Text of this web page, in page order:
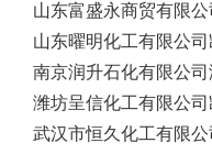
山东富盛永商贸有限公
山东曜明化工有限公司
南京润升石化有限公司
潍坊呈信化工有限公司
武汉市恒久化工有限公